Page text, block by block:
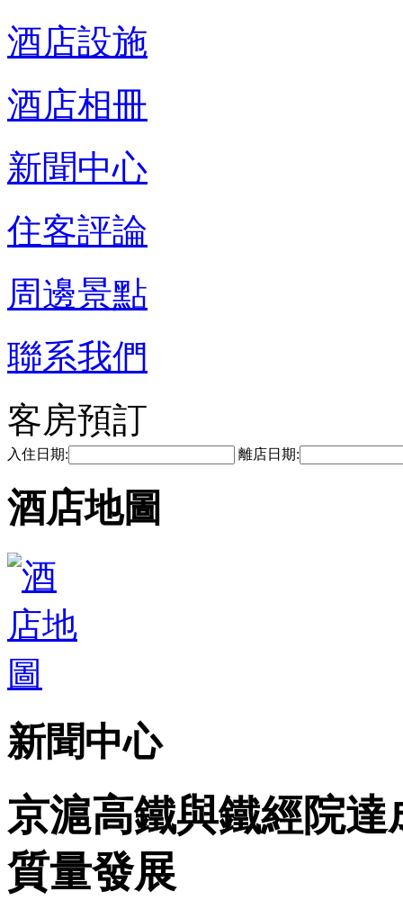
酒店設施
酒店相冊
新聞中心
住客評論
周邊景點
聯系我們
客房預訂
入住日期: 離店日期:
酒店地圖
新聞中心
京滬高鐵與鐵經院
質量發展